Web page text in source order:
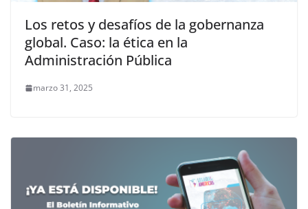
Los retos y desafíos de la gobernanza
global. Caso: la ética en la
Administración Pública
marzo 31, 2025